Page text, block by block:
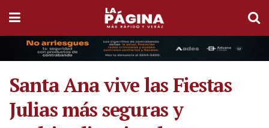
Santa Ana vive las Fiestas
Julias más seguras y